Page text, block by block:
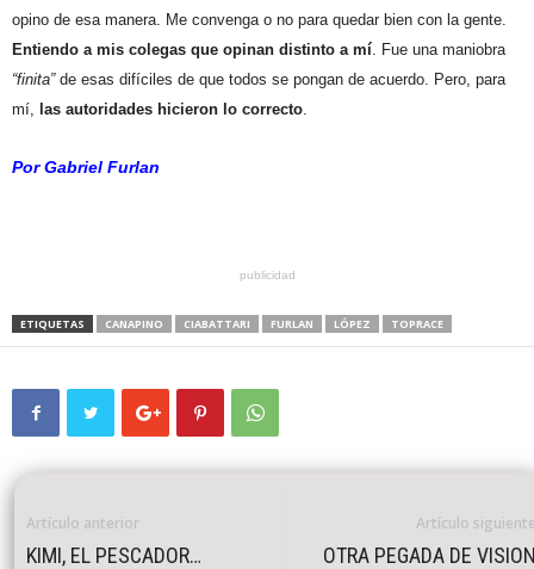
opino de esa manera. Me convenga o no para quedar bien con la gente.
Entiendo a mis colegas que opinan distinto a mí. Fue una maniobra
“finita”de esas difíciles de que todos se pongan de acuerdo. Pero, para
mí, las autoridades hicieron lo correcto.
Por Gabriel Furlan
publicidad
ETIQUETAS CANAPINO CIABATTARI FURLAN LÓPEZ TOPRACE
Artículo anterior
KIMI, EL PESCADOR…
Artículo
OTRA PEGADA DE